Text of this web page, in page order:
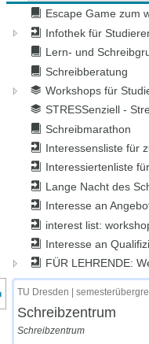
Escape Game zum
Infothek für
Lern- und
Schreibberatung
Workshops für
STRESSenziell -
Schreibmarathon
Interessensliste für
Interessiertenliste
Lange Nacht des
Interesse an
interest list:
Interesse an
FÜR LEHRENDE:
des Kursmenüs
TU Dresden |
Schreibzentrum
Schreibzentrum